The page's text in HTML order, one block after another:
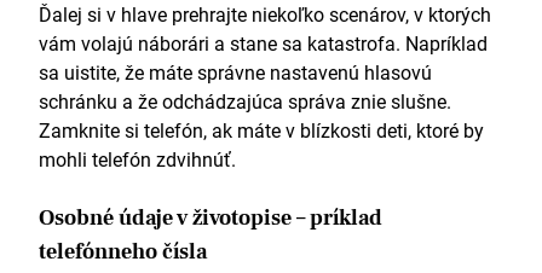
Ďalej si v hlave prehrajte niekoľko scenárov, v ktorých
vám volajú náborári a stane sa katastrofa. Napríklad
sa uistite, že máte správne nastavenú hlasovú
schránku a že odchádzajúca správa znie slušne.
Zamknite si telefón, ak máte v blízkosti deti, ktoré by
mohli telefón zdvihnúť.
Osobné údaje v životopise – príklad
telefónneho čísla